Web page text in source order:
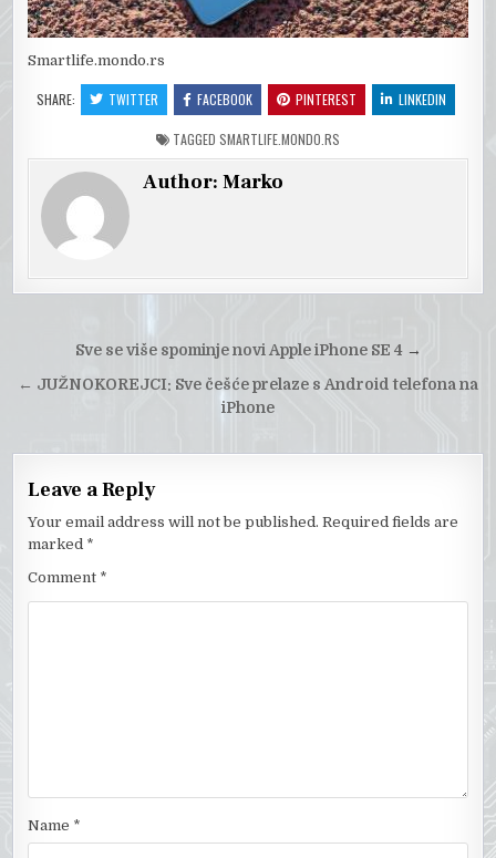
Smartlife.mondo.rs
SHARE: TWITTER FACEBOOK PINTEREST LINKEDIN
TAGGED SMARTLIFE.MONDO.RS
Author:Marko
navigation
Sve se više spominje novi Apple iPhone SE 4→
← JUŽNOKOREJCI: Sve češće prelaze s Android telefona na
iPhone
Leave a Reply
Your email address will not be published. Required fields are
marked *
Comment *
Name *